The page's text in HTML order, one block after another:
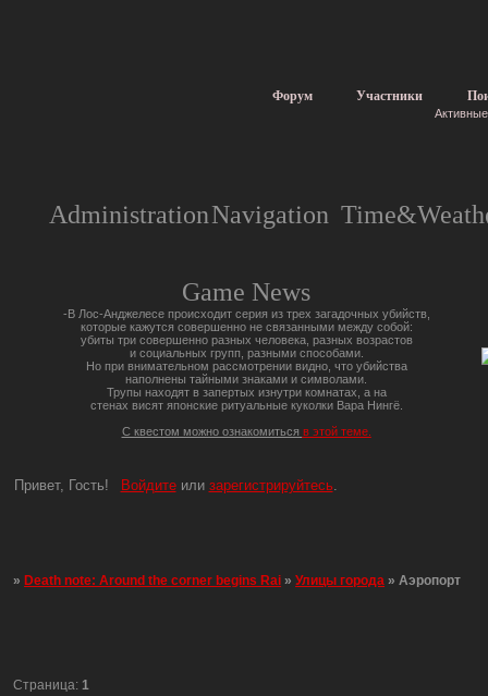
Форум Участники
AdministrationNavigation
Game News
-В Лос-Анджелесе происходит серия из трех загадочных убийств,
которые кажутся совершенно не связанными между собой:
убиты три совершенно разных человека, разных возрастов
и социальных групп, разными способами.
Но при внимательном рассмотрении видно, что убийства
наполнены тайными знаками и символами.
Трупы находят в запертых изнутри комнатах, а на
стенах висят японские ритуальные куколки Вара Нингё.
С квестом можно ознакомиться в этой теме.
Привет, Гость! Войдитеили зарегистрируйтесь.
»Death note: Around the corner begins Rai »Улицы города »Аэропорт
Страница: 1